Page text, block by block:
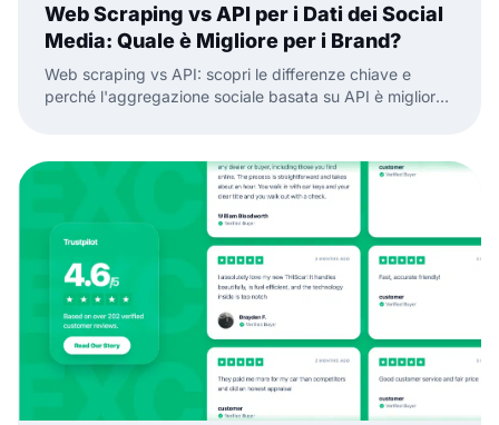
Web Scraping vs API per i Dati dei Social
Media: Quale è Migliore per i Brand?
Web scraping vs API: scopri le differenze chiave e
perché l'aggregazione sociale basata su API è migliore